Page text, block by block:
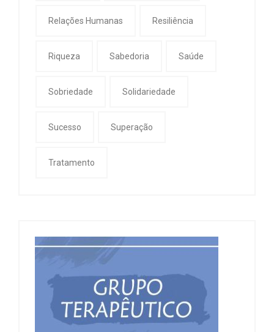
Relações Humanas Resiliência
Riqueza Sabedoria Saúde
Sobriedade Solidariedade
Sucesso Superação
Tratamento